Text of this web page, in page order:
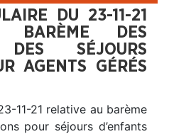
DU 23-11-21
BARÈME DES
DES SÉJOURS
AGENTS GÉRÉS
11-21 relative au barème
pour séjours d’enfants